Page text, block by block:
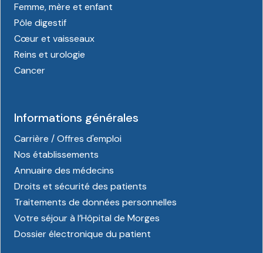
Femme, mère et enfant
Pôle digestif
Cœur et vaisseaux
Reins et urologie
Cancer
Informations générales
Carrière / Offres d'emploi
Nos établissements
Annuaire des médecins
Droits et sécurité des patients
Traitements de données personnelles
Votre séjour à l’Hôpital de Morges
Dossier électronique du patient